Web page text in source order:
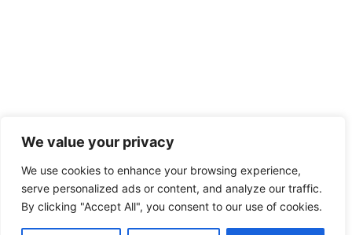
We value your privacy
We use cookies to enhance your browsing experience,
serve personalized ads or content, and analyze our traffic.
By clicking "Accept All", you consent to our use of cookies.